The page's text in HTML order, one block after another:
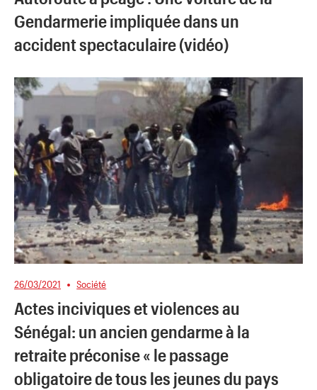
Gendarmerie impliquée dans un
accident spectaculaire (vidéo)
26/03/2021 Société
Actes inciviques et violences au
Sénégal: un ancien gendarme à la
retraite préconise « le passage
obligatoire de tous les jeunes du pays